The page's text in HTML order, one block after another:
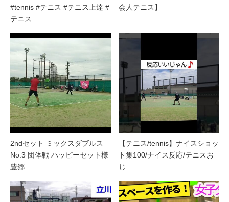
#tennis #テニス #テニス上達 #
テニス…
会人テニス】
2ndセット ミックスダブルス
No.3 団体戦 ハッピーセット様
豊郷…
【テニス/tennis】ナイスショッ
ト集100/ナイス反応/テニスお
じ…